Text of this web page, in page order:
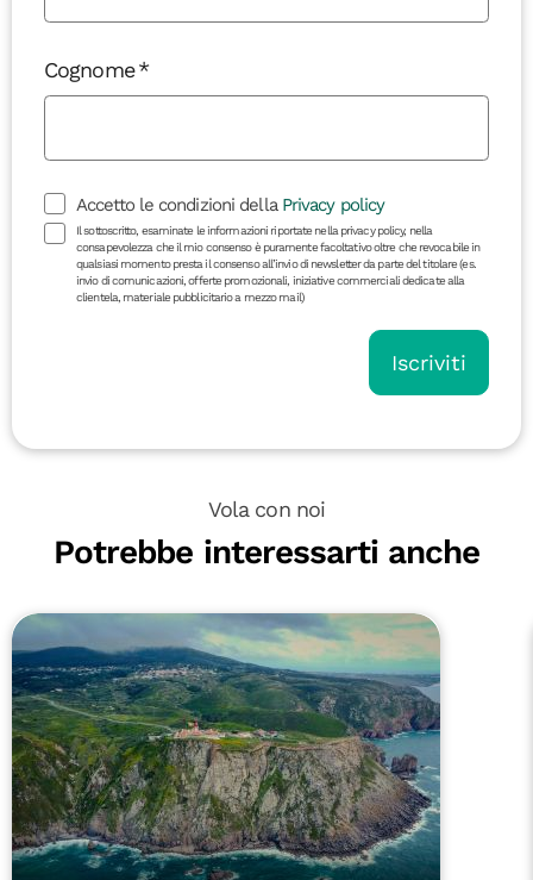
Cognome
Accetto le condizioni della Privacy policy
Il sottoscritto, esaminate le informazioni riportate nella privacy policy, nella
consapevolezza che il mio consenso è puramente facoltativo oltre che revocabile in
qualsiasi momento presta il consenso all’invio di newsletter da parte del titolare (es.
invio di comunicazioni, offerte promozionali, iniziative commerciali dedicate alla
clientela, materiale pubblicitario a mezzo mail)
Iscriviti
Vola con noi
Potrebbe interessarti anche